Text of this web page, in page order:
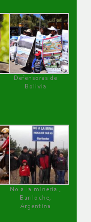
Defensoras de
Bolivia
No a la minería ,
Bariloche,
Argentina